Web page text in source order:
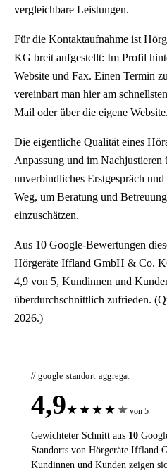
vergleichbare Leistungen.
Für die Kontaktaufnahme ist
KG breit aufgestellt: Im Profil
Website und Fax. Einen Termin
vereinbart man hier am
Mail oder über die eigene Website.
Die eigentliche Qualität eines
Anpassung und im Nachjustieren
unverbindliches Erstgespräch
Weg, um Beratung und
einzuschätzen.
Aus 10 Google-Bewertungen
Hörgeräte Iffland GmbH & Co.
4,9 von 5, Kundinnen und
überdurchschnittlich zufrieden.
2026.)
// google-standort-aggregat
4,9★ ★ ★ ★ ★ von 5
Gewichteter Schnitt aus 10
Standorts von Hörgeräte Iffland
Kundinnen und Kunden zeigen